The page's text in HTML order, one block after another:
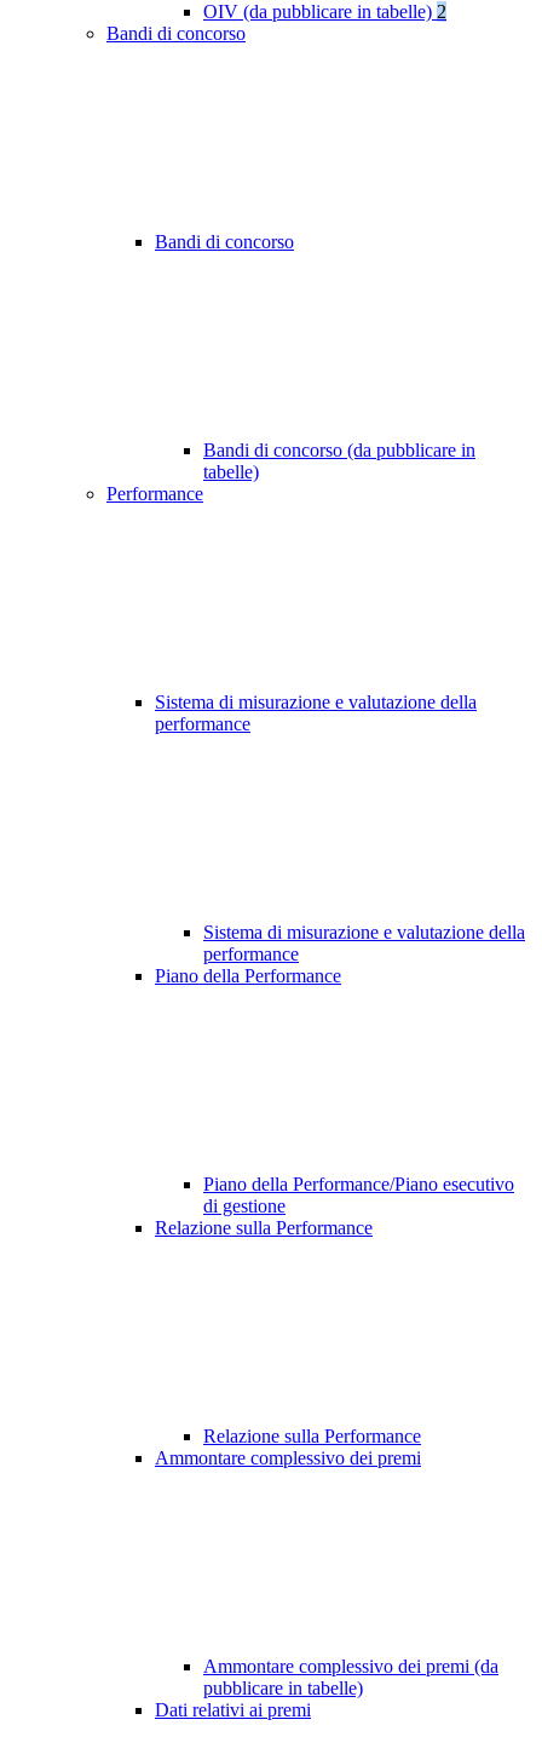
OIV (da pubblicare in tabelle) 2
Bandi di concorso
Bandi di concorso
Bandi di concorso (da pubblicare in
tabelle)
Performance
Sistema di misurazione e valutazione della
performance
Sistema di misurazione e valutazione della
performance
Piano della Performance
Piano della Performance/Piano esecutivo
di gestione
Relazione sulla Performance
Relazione sulla Performance
Ammontare complessivo dei premi
Ammontare complessivo dei premi (da
pubblicare in tabelle)
Dati relativi ai premi